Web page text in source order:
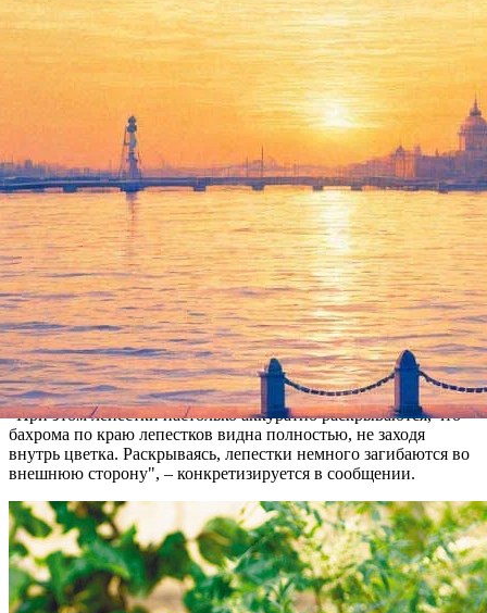
04 марта 2016, 22:43 Версия для печати
Сотрудники цветочного питомника "Колос" вывели и
подготовили к цветению тюльпан сорта "Валерий Гергиев".
Как сообщает страница Ботанического сада БИН РАН
ВКонтакте, сорт Tulips Valery Gergiev, относящийся к группе
бахромчатых тюльпанов, представлен на выставке "Мечты о
весне", которая будет проходить в саду с 5 по 8 марта.
Также сообщается, что тюльпан "Валерий Гергиев"
отличается насыщенным матовым "исконно красным" цветом
с редким вкраплением пурпурных линий. Бахрома цветка
крупная и очень пушистая.
"При этом лепестки настолько аккуратно раскрываются, что
бахрома по краю лепестков видна полностью, не заходя
внутрь цветка. Раскрываясь, лепестки немного загибаются во
внешнюю сторону", – конкретизируется в сообщении.